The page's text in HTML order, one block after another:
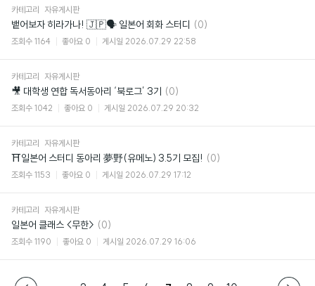
카테고리 자유게시판
뱉어보자 히라가나! 🇯🇵🗣️ 일본어 회화 스터디 댓
글
(0)
조회수 1164 좋아요 0 게시일 2026.07.29 22:58
카테고리 자유게시판
🎥 대학생 연합 독서동아리 ‘북로그’ 3기 댓
글
(0)
조회수 1042 좋아요 0 게시일 2026.07.29 20:32
카테고리 자유게시판
⛩일본어 스터디 동아리 夢野(유메노) 3.5기 모집! 댓
(0)
조회수 1153 좋아요 0 게시일 2026.07.29 17:12
카테고리 자유게시판
일본어 클래스 <무한> 댓
글
(0)
조회수 1190 좋아요 0 게시일 2026.07.29 16:06